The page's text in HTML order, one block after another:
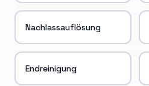
Nachlassauflösung
Endreinigung